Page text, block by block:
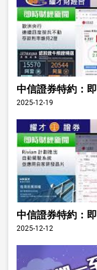
中信證券特約：
2025-12-19
中信證券特約：
2025-12-12